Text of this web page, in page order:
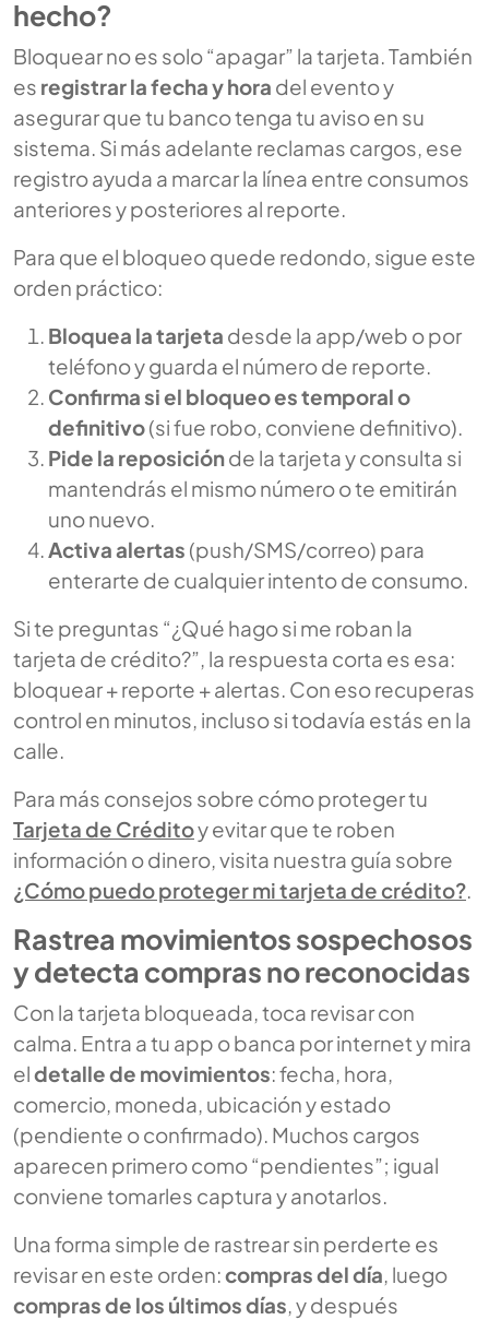
hecho?
Bloquear no es solo “apagar” la tarjeta. También
es registrar la fecha y hora del evento y
asegurar que tu banco tenga tu aviso en su
sistema. Si más adelante reclamas cargos, ese
registro ayuda a marcar la línea entre consumos
anteriores y posteriores al reporte.
Para que el bloqueo quede redondo, sigue este
orden práctico:
Bloquea la tarjeta desde la app/web o por
teléfono y guarda el número de reporte.
Confirma si el bloqueo es temporal o
definitivo(si fue robo, conviene definitivo).
Pide la reposiciónde la tarjeta y consulta si
mantendrás el mismo número o te emitirán
uno nuevo.
Activa alertas (push/SMS/correo) para
enterarte de cualquier intento de consumo.
Si te preguntas “¿Qué hago si me roban la
tarjeta de crédito?”, la respuesta corta es esa:
bloquear + reporte + alertas. Con eso recuperas
control en minutos, incluso si todavía estás en la
calle.
Para más consejos sobre cómo proteger tu
Tarjeta de Créditoy evitar que te roben
información o dinero, visita nuestra guía sobre
¿Cómo puedo proteger mi tarjeta de crédito?.
Rastrea movimientos sospechosos
y detecta compras no reconocidas
Con la tarjeta bloqueada, toca revisar con
calma. Entra a tu app o banca por internet y mira
eldetalle de movimientos: fecha, hora,
comercio, moneda, ubicación y estado
(pendiente o confirmado). Muchos cargos
aparecen primero como “pendientes”; igual
conviene tomarles captura y anotarlos.
Una forma simple de rastrear sin perderte es
revisar en este orden:compras del día, luego
compras de los últimos días, y después